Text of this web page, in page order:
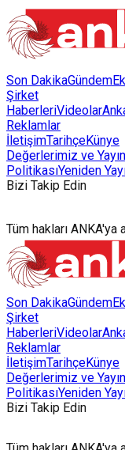
Son DakikaGündem
Şirket
HaberleriVideolar
Reklamlar
İletişimTarihçeKünye
Değerlerimiz ve
PolitikasıYeniden
Bizi Takip Edin
Tüm hakları ANKA'ya
Son DakikaGündem
Şirket
HaberleriVideolar
Reklamlar
İletişimTarihçeKünye
Değerlerimiz ve
PolitikasıYeniden
Bizi Takip Edin